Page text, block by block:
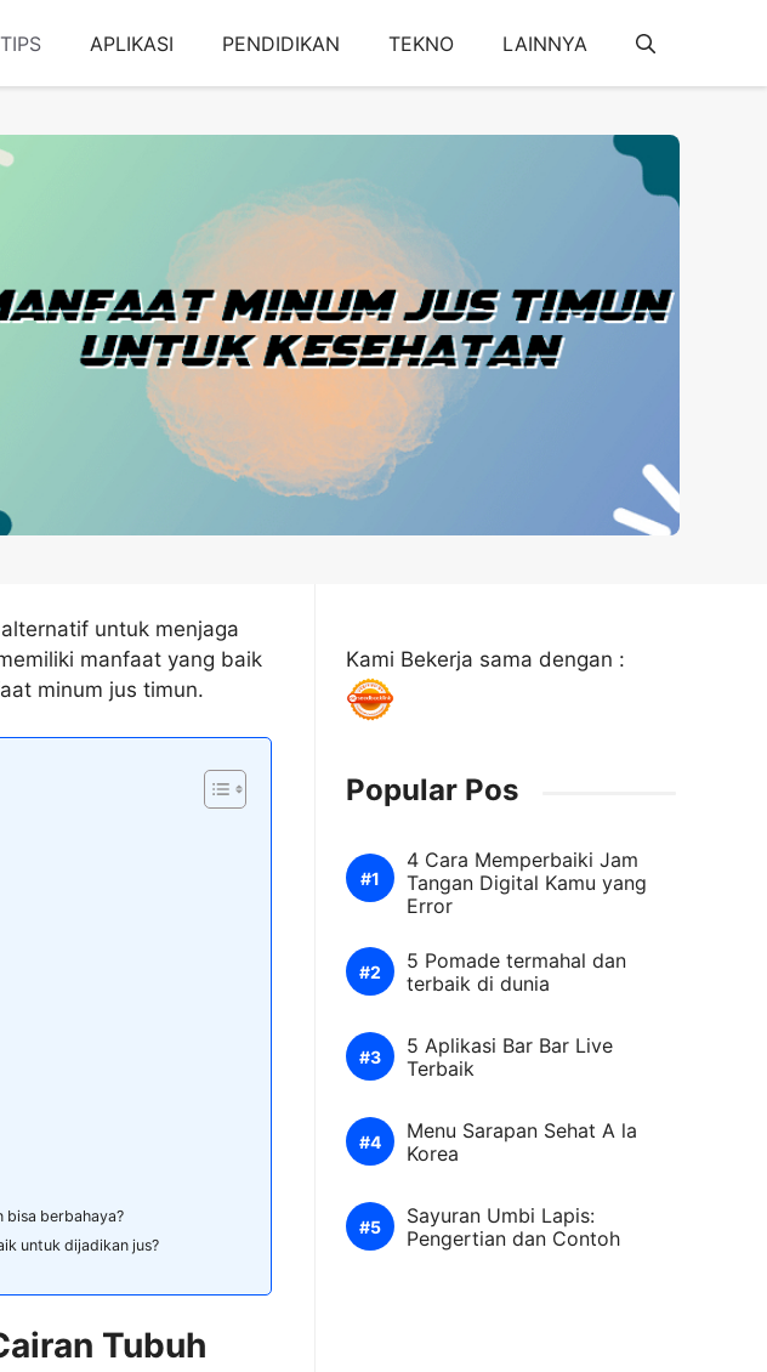
TIPS APLIKASI PENDIDIKAN TEKNO LAINNYA
untuk menjaga
manfaat yang baik
minum jus timun.
bisa berbahaya?
untuk dijadikan jus?
Tubuh
Kami Bekerja sama dengan :
Popular Pos
4 Cara Memperbaiki Jam
Tangan Digital Kamu yang
Error
5 Pomade termahal dan
terbaik di dunia
5 Aplikasi Bar Bar Live
Terbaik
Menu Sarapan Sehat A la
Korea
Sayuran Umbi Lapis:
Pengertian dan Contoh